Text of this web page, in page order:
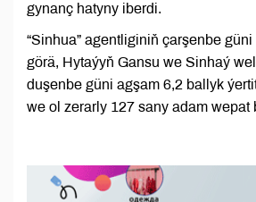
gynanç hatyny iberdi.
“Sinhua” agentliginiň çarşenbe
görä, Hytaýyň Gansu we Sinhaý
duşenbe güni agşam 6,2 ballyk
we ol zerarly 127 sany adam wepat